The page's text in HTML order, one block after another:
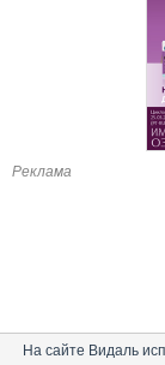
Реклама
На сайте Видаль